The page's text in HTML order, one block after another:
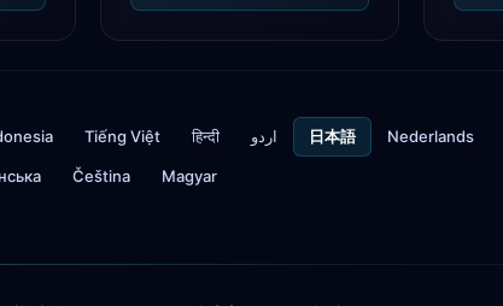
Tiếng Việt हिन्दी اردو 日本語 Nederlands
Čeština Magyar